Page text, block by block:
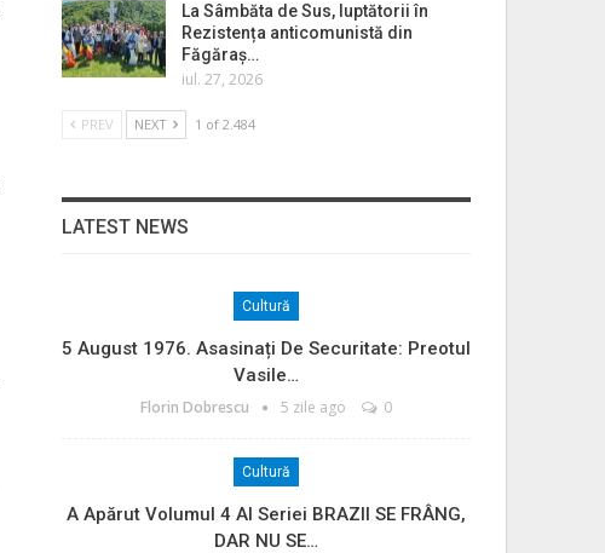
La Sâmbăta de Sus, luptătorii în
Rezistența anticomunistă din
Făgăraș…
iul. 27, 2026
PREV NEXT 1 of 2.484
LATEST NEWS
Cultură
5 August 1976. Asasinați De Securitate: Preotul
Vasile…
Florin Dobrescu 5 zile ago 0
Cultură
A Apărut Volumul 4 Al Seriei BRAZII SE FRÂNG,
DAR NU SE…